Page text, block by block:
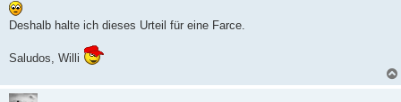
Deshalb halte ich dieses Urteil für eine Farce.
Saludos, Willi